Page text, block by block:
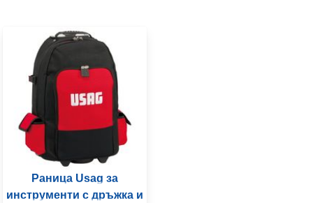
Раница Usag за
инструменти с дръжка и